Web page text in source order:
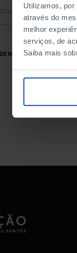
Utilizamos,
através do
melhor
serviços, de
Saiba mais
INÍCIO